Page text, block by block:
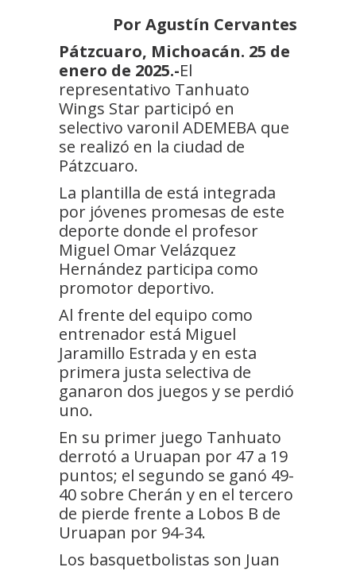
Por Agustín Cervantes
Pátzcuaro, Michoacán. 25 de
enero de 2025.-El
representativo Tanhuato
Wings Star participó en
selectivo varonil ADEMEBA que
se realizó en la ciudad de
Pátzcuaro.
La plantilla de está integrada
por jóvenes promesas de este
deporte donde el profesor
Miguel Omar Velázquez
Hernández participa como
promotor deportivo.
Al frente del equipo como
entrenador está Miguel
Jaramillo Estrada y en esta
primera justa selectiva de
ganaron dos juegos y se perdió
uno.
En su primer juego Tanhuato
derrotó a Uruapan por 47 a 19
puntos; el segundo se ganó 49-
40 sobre Cherán y en el tercero
de pierde frente a Lobos B de
Uruapan por 94-34.
Los basquetbolistas son Juan